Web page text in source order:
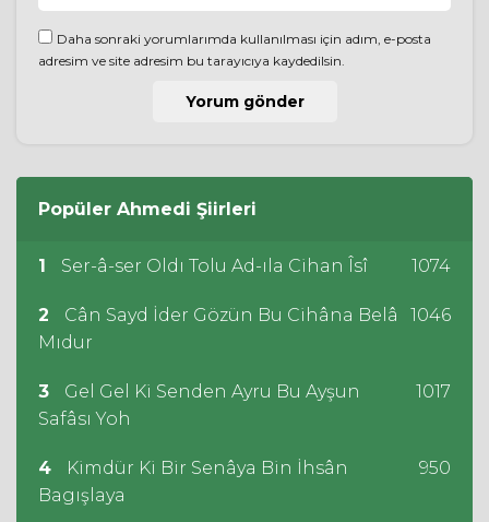
Daha sonraki yorumlarımda kullanılması için adım, e-posta
adresim ve site adresim bu tarayıcıya kaydedilsin.
Popüler Ahmedi Şiirleri
1 Ser-â-ser Oldı Tolu Ad-ıla Cihan Îsî 1074
2
Cân Sayd İder Gözün Bu Cihâna Belâ
Mıdur
1046
3
Gel Gel Ki Senden Ayru Bu Ayşun
Safâsı Yoh
1017
4
Kimdür Ki Bir Senâya Bin İhsân
Bagışlaya
950